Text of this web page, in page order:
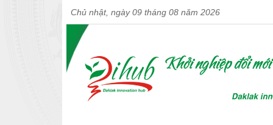
Chủ nhật, ngày 09 tháng 08 năm 2026